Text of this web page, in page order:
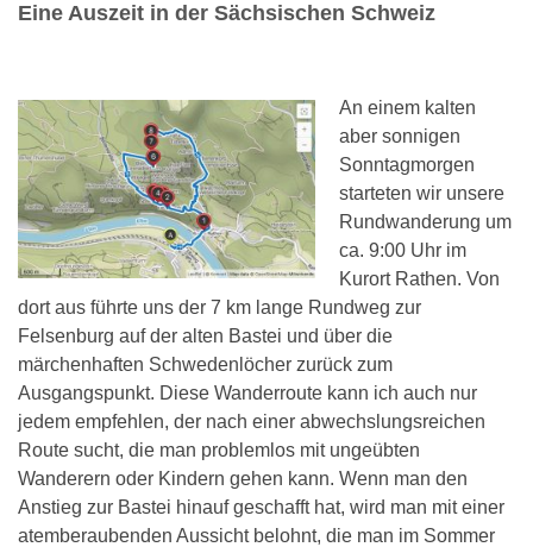
Eine Auszeit in der Sächsischen Schweiz
An einem kalten
aber sonnigen
Sonntagmorgen
starteten wir unsere
Rundwanderung um
ca. 9:00 Uhr im
Kurort Rathen. Von
dort aus führte uns der 7 km lange Rundweg zur
Felsenburg auf der alten Bastei und über die
märchenhaften Schwedenlöcher zurück zum
Ausgangspunkt. Diese Wanderroute kann ich auch nur
jedem empfehlen, der nach einer abwechslungsreichen
Route sucht, die man problemlos mit ungeübten
Wanderern oder Kindern gehen kann. Wenn man den
Anstieg zur Bastei hinauf geschafft hat, wird man mit einer
atemberaubenden Aussicht belohnt, die man im Sommer